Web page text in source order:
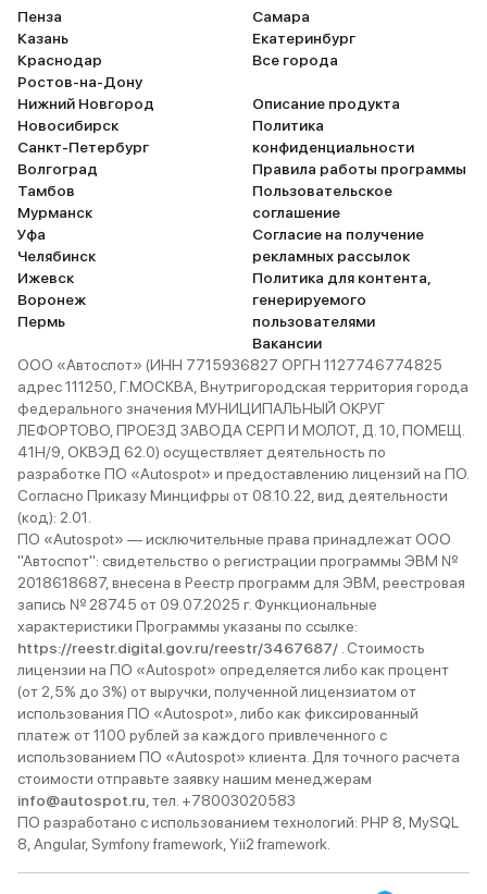
Пенза
Казань
Краснодар
Ростов-на-Дону
Нижний Новгород
Новосибирск
Санкт-Петербург
Волгоград
Тамбов
Мурманск
Уфа
Челябинск
Ижевск
Воронеж
Пермь
Самара
Екатеринбург
Все города
Описание продукта
Политика
конфиденциальности
Правила работы программы
Пользовательское
соглашение
Согласие на получение
рекламных рассылок
Политика для контента,
генерируемого
пользователями
Вакансии
ООО «Автоспот» (ИНН 7715936827 ОРГН 1127746774825
адрес 111250, Г.МОСКВА, Внутригородская территория города
федерального значения МУНИЦИПАЛЬНЫЙ ОКРУГ
ЛЕФОРТОВО, ПРОЕЗД ЗАВОДА СЕРП И МОЛОТ, Д. 10, ПОМЕЩ.
41Н/9, ОКВЭД 62.0) осуществляет деятельность по
разработке ПО «Autospot» и предоставлению лицензий на ПО.
Согласно Приказу Минцифры от 08.10.22, вид деятельности
(код): 2.01.
ПО «Autospot» — исключительные права принадлежат ООО
"Автоспот": свидетельство о регистрации программы ЭВМ №
2018618687, внесена в Реестр программ для ЭВМ, реестровая
запись № 28745 от 09.07.2025 г. Функциональные
характеристики Программы указаны по ссылке:
https://reestr.digital.gov.ru/reestr/3467687/ . Стоимость
лицензии на ПО «Autospot» определяется либо как процент
(от 2,5% до 3%) от выручки, полученной лицензиатом от
использования ПО «Autospot», либо как фиксированный
платеж от 1100 рублей за каждого привлеченного с
использованием ПО «Autospot» клиента. Для точного расчета
стоимости отправьте заявку нашим менеджерам
info@autospot.ru , тел. +78003020583
ПО разработано с использованием технологий: PHP 8, MySQL
8, Angular, Symfony framework, Yii2 framework.